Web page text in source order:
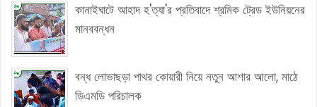
কানাইঘাটে আহাদ হ'ত্যা'র প্রতিবাদে শ্রমিক ট্রেড ইউনিয়নের
মানববন্ধন
বন্ধ লোভাছড়া পাথর কোয়ারী নিয়ে নতুন আশার আলো, মাঠে
ডিএমডি পরিচালক